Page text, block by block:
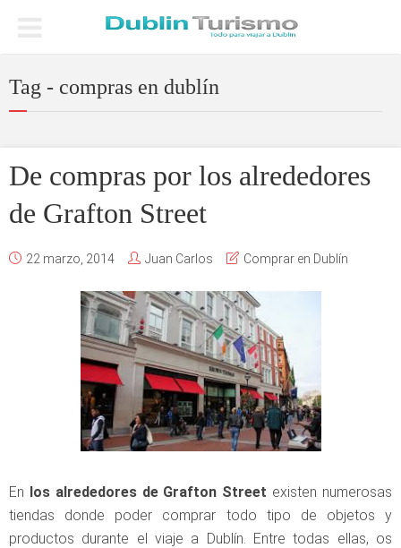
Tag - compras en dublín
De compras por los alrededores
de Grafton Street
22 marzo, 2014 Juan Carlos Comprar en Dublín
En los alrededores de Grafton Street existen numerosas
tiendas donde poder comprar todo tipo de objetos y
productos durante el viaje a Dublín. Entre todas ellas, os